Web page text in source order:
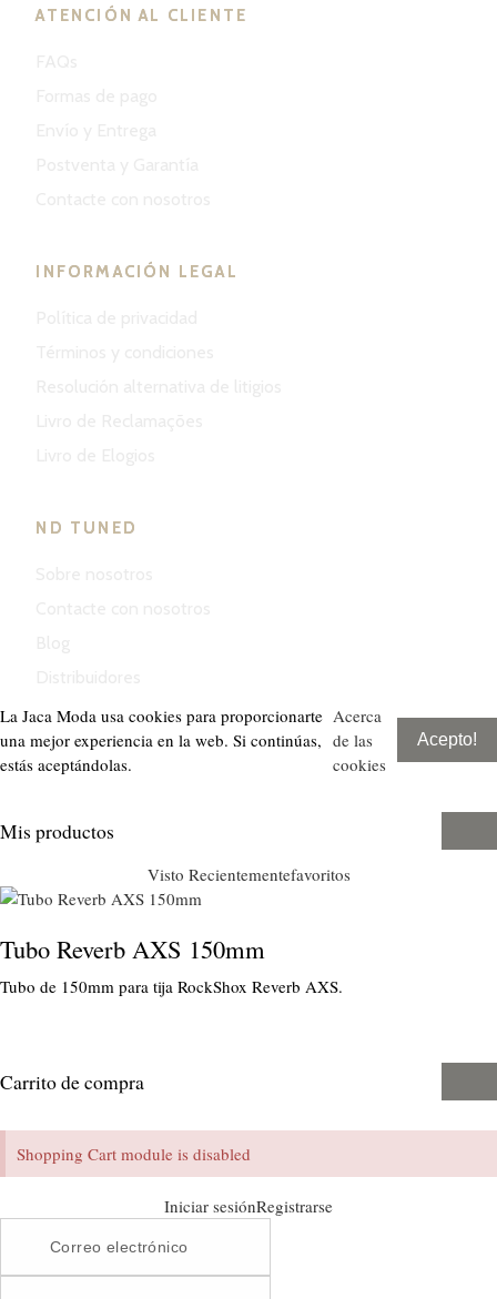
ATENCIÓN AL CLIENTE
INFORMACIÓN LEGAL
ND TUNED
La Jaca Moda usa cookies para proporcionarte
una mejor experiencia en la web. Si continúas,
estás aceptándolas.
Acerca
de las
cookies
Acepto!
Mis productos
Visto Recientementefavoritos
Tubo Reverb AXS 150mm
Tubo de 150mm para tija RockShox Reverb AXS.
Carrito de compra
Shopping Cart module is disabled
Iniciar sesiónRegistrarse